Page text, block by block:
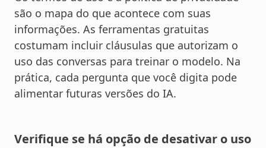
são o mapa do que acontece com suas
informações. As ferramentas gratuitas
costumam incluir cláusulas que autorizam o
uso das conversas para treinar o modelo. Na
prática, cada pergunta que você digita pode
alimentar futuras versões do IA.
Verifique se há opção de desativar o uso